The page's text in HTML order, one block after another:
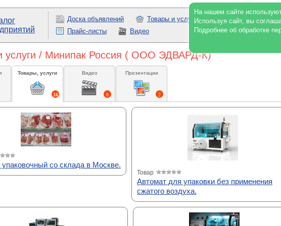
На нашем сайте
Используя сайт, вы
Подробнее об обработке
Доска объявлений Товары и услуги Работа
Прайс-листы
Видео
услуги / Минипак Россия ( ООО ЭДВАРД-К)
16
Товары, услуги
8
Видео
2
Презентации
со склада в Москве.
Товар
Автомат для упаковки без применения
сжатого воздуха.